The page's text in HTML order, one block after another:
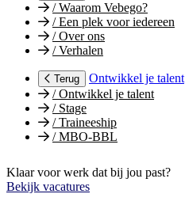
/Waarom Vebego?
/Een plek voor iedereen
/Over ons
/Verhalen
Terug
Ontwikkel je talent
/Ontwikkel je talent
/Stage
/Traineeship
/MBO-BBL
Klaar voor werk dat bij jou past?
Bekijk vacatures